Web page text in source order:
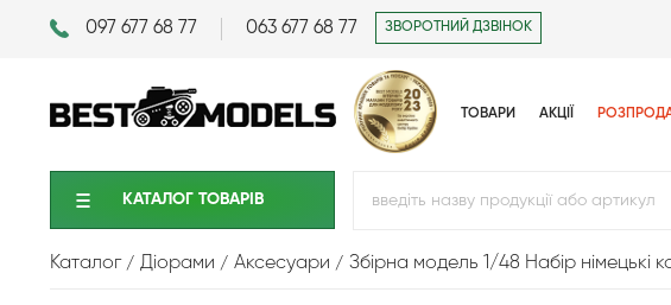
097 677 68 77 063 677 68 77 ЗВОРОТНИЙ ДЗВІНОК
ТОВАРИ АКЦІЇ
КАТАЛОГ ТОВАРIВ
Каталог Діорами Аксесуари Збірна модель 1/48 Набір німецькі